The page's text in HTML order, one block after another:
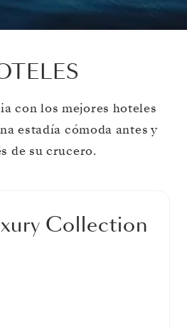
con los mejores hoteles
estadía cómoda antes y
de su crucero.
Collection